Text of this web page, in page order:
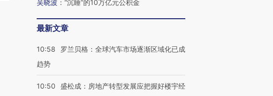
吴晓波 ： “沉睡”的10万亿元公积金
最新文章
10:58
罗兰贝格：全球汽车市场逐渐区域化已成
趋势
10:50
盛松成：房地产转型发展应把握好楼宇经